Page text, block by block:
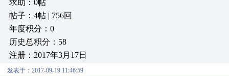
求助：0帖
帖子：4帖 | 756回
年度积分：0
历史总积分：58
注册：2017年3月17日
发表于：2017-09-19 11:46:59